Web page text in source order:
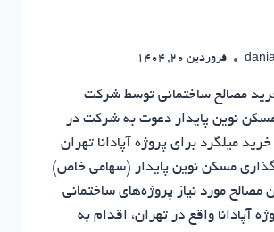
فروردین 20, 1404
مصالح ساختمانی توسط شرکت
نوین پایدار دعوت به شرکت در
میلگرد برای پروژه آپادانا تهران
مسکن نوین پایدار (سهامی خاص)
مصالح مورد نیاز پروژه‌های ساختمانی
آپادانا واقع در تهران، اقدام به